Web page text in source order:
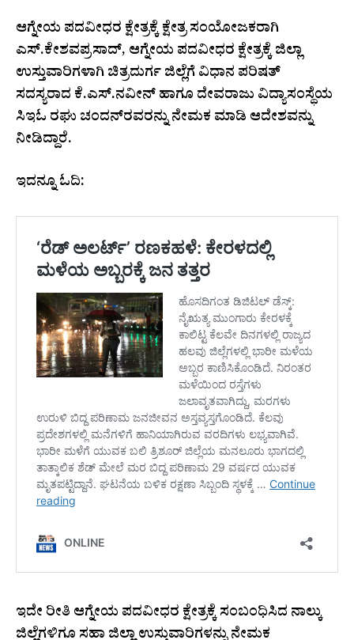
ಆಗ್ನೇಯ ಪದವೀಧರ ಕ್ಷೇತ್ರಕ್ಕೆ ಕ್ಷೇತ್ರ ಸಂಯೋಜಕರಾಗಿ
ಎಸ್.ಕೇಶವಪ್ರಸಾದ್, ಆಗ್ನೇಯ ಪದವೀಧರ ಕ್ಷೇತ್ರಕ್ಕೆ ಜಿಲ್ಲಾ
ಉಸ್ತುವಾರಿಗಳಾಗಿ ಚಿತ್ರದುರ್ಗ ಜಿಲ್ಲೆಗೆ ವಿಧಾನ ಪರಿಷತ್
ಸದಸ್ಯರಾದ ಕೆ.ಎಸ್.ನವೀನ್ ಹಾಗೂ ದೇವರಾಜು ವಿದ್ಯಾಸಂಸ್ಥೆಯ
ಸಿಇಓ ರಘು ಚಂದನ್‌ರವರನ್ನು ನೇಮಕ ಮಾಡಿ ಆದೇಶವನ್ನು
ನೀಡಿದ್ದಾರೆ.
ಇದನ್ನೂ ಓದಿ:
ಇದೇ ರೀತಿ ಆಗ್ನೇಯ ಪದವೀಧರ ಕ್ಷೇತ್ರಕ್ಕೆ ಸಂಬಂಧಿಸಿದ ನಾಲ್ಕು